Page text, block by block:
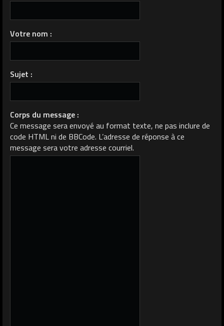
Votre nom :
Sujet :
Corps du message :
Ce message sera envoyé au format texte, ne pas inclure de
code HTML ni de BBCode. L’adresse de réponse à ce
message sera votre adresse courriel.